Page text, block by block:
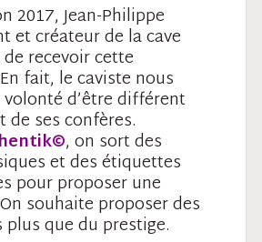
2017, Jean-Philippe
et créateur de la cave
recevoir cette
fait, le caviste nous
d’être différent
de ses confères.
©, on sort des
et des étiquettes
pour proposer une
souhaite proposer des
que du prestige.